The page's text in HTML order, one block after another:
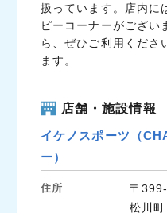
k
扱っています。店内に
ピーコーナーがござい
ら、ぜひご利用くださ
ます。
店舗・施設情報
イケノスポーツ（
ー）
住所
〒
松川